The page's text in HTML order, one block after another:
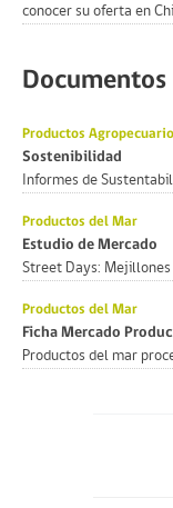
conocer su oferta en
Documentos
Productos
Sostenibilidad
Informes de
Productos del Mar
Estudio de Mercado
Street Days: Mejillones
Productos del Mar
Ficha Mercado
Productos del mar